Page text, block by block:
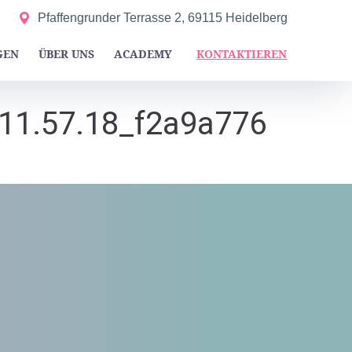
Pfaffengrunder Terrasse 2, 69115 Heidelberg
ÜBER UNS ACADEMY KONTAKTIEREN